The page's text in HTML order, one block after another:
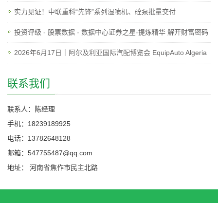
实力见证！中联重科“先锋”系列湿喷机、砼泵批量交付
投资评级 - 股票数据 - 数据中心证券之星-提炼精华 解开财富密码
2026年6月17日｜阿尔及利亚国际汽配博览会 EquipAuto Algeria
联系我们
联系人：陈经理
手机：18239189925
电话：13782648128
邮箱：547755487@qq.com
地址： 河南省焦作市民主北路